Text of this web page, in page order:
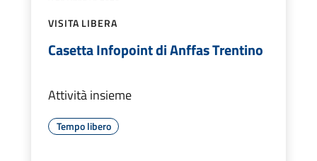
VISITA LIBERA
Casetta Infopoint di Anffas Trentino
Attività insieme
Tempo libero